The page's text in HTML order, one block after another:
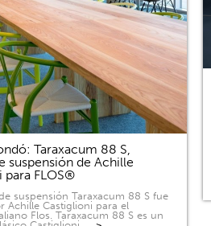
Taraxacum 88 S,
suspensión de Achille
para FLOS®
suspensión Taraxacum 88 S fue
Achille Castiglioni para el
Flos. Taraxacum 88 S es un